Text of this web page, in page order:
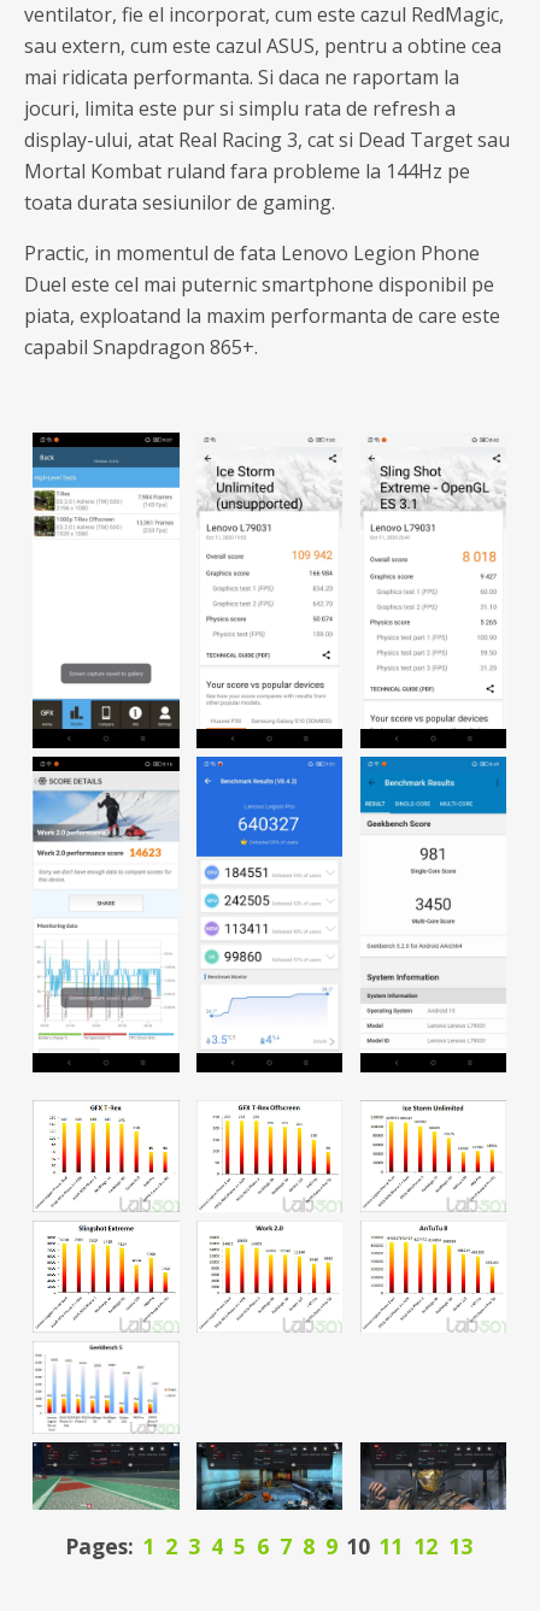
ventilator, fie el incorporat, cum este cazul RedMagic,
sau extern, cum este cazul ASUS, pentru a obtine cea
mai ridicata performanta. Si daca ne raportam la
jocuri, limita este pur si simplu rata de refresh a
display-ului, atat Real Racing 3, cat si Dead Target sau
Mortal Kombat ruland fara probleme la 144Hz pe
toata durata sesiunilor de gaming.
Practic, in momentul de fata Lenovo Legion Phone
Duel este cel mai puternic smartphone disponibil pe
piata, exploatand la maxim performanta de care este
capabil Snapdragon 865+.
Pages: 1 2 3 4 5 6 7 8 9 10 11 12 13